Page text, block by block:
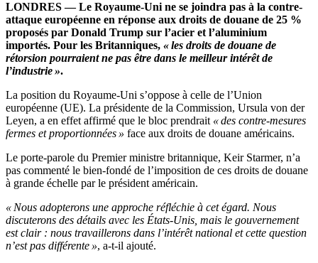
LONDRES — Le Royaume-Uni ne se joindra pas à la contre-
attaque européenne en réponse aux droits de douane de 25 %
proposés par Donald Trump sur l’acier et l’aluminium
importés. Pour les Britanniques, « les droits de douane de
rétorsion pourraient ne pas être dans le meilleur intérêt de
l’industrie ».
La position du Royaume-Uni s’oppose à celle de l’Union
européenne (UE). La présidente de la Commission, Ursula von der
Leyen, a en effet affirmé que le bloc prendrait « des contre-mesures
fermes et proportionnées » face aux droits de douane américains.
Le porte-parole du Premier ministre britannique, Keir Starmer, n’a
pas commenté le bien-fondé de l’imposition de ces droits de douane
à grande échelle par le président américain.
« Nous adopterons une approche réfléchie à cet égard. Nous
discuterons des détails avec les États-Unis, mais le gouvernement
est clair : nous travaillerons dans l’intérêt national et cette question
n’est pas différente », a-t-il ajouté.